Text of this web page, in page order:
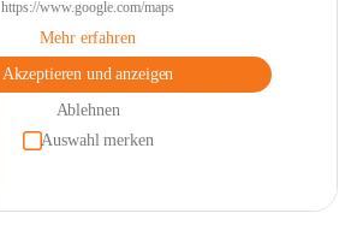
https://www.google.com/maps
Mehr erfahren
Akzeptieren und anzeigen
Ablehnen
Auswahl merken